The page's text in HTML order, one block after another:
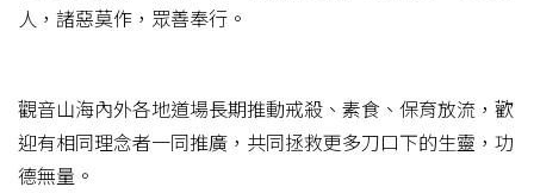
人，諸惡莫作，眾善奉行。
觀音山海內外各地道場長期推動戒殺、素食、保育放流，歡
迎有相同理念者一同推廣，共同拯救更多刀口下的生靈，功
德無量。